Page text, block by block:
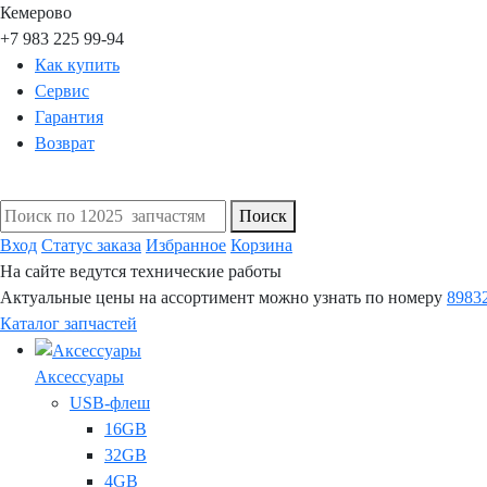
Кемерово
+7 983 225 99-94
Как купить
Сервис
Гарантия
Возврат
Поиск
Вход Статус заказа Избранное Корзина
На сайте ведутся технические работы
Актуальные цены на ассортимент можно узнать по номеру
Каталог запчастей
Аксессуары
USB-флеш
16GB
32GB
4GB